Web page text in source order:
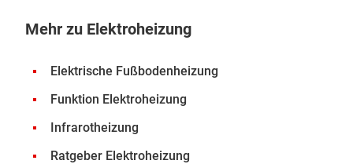
Mehr zu Elektroheizung
Elektrische Fußbodenheizung
Funktion Elektroheizung
Infrarotheizung
Ratgeber Elektroheizung